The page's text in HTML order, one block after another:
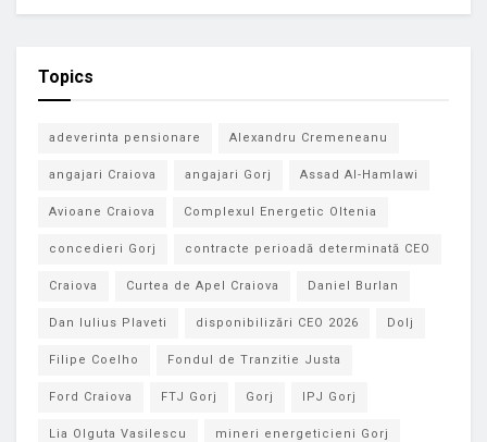
Topics
adeverinta pensionare Alexandru Cremeneanu
angajari Craiova angajari Gorj Assad Al-Hamlawi
Avioane Craiova Complexul Energetic Oltenia
concedieri Gorj contracte perioadă determinată CEO
Craiova Curtea de Apel Craiova Daniel Burlan
Dan Iulius Plaveti disponibilizări CEO 2026 Dolj
Filipe Coelho Fondul de Tranzitie Justa
Ford Craiova FTJ Gorj Gorj IPJ Gorj
Lia Olguta Vasilescu mineri energeticieni Gorj